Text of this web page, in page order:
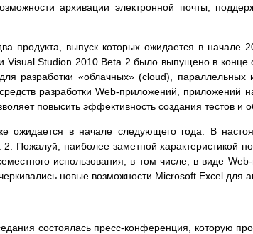
архивации электронной почты,
продукта, выпуск которых ожидается в начале
Visual Studion 2010 Beta 2 было выпущено в конце
разработки «облачных» (cloud),
разработки Web-приложений,
повысить эффективность создания тестов и
ожидается в начале следующего года. В
Пожалуй, наиболее заметной характеристикой
использования, в том числе, в виде
новые возможности Microsoft Excel для
состоялась пресс-конференция, которую